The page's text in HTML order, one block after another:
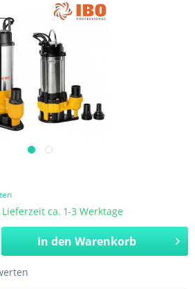
ca. 1-3 Werktage
In den Warenkorb